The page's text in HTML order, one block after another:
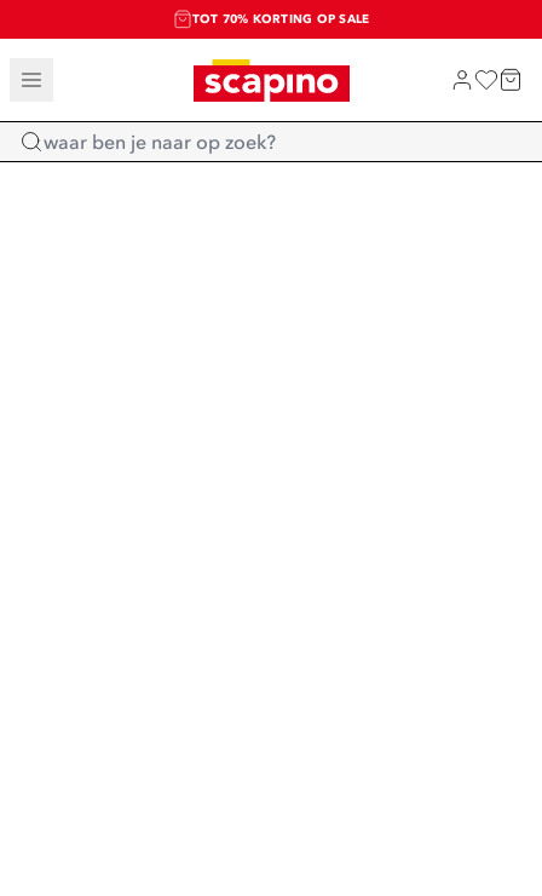
TOT 70% KORTING OP SALE
SALE: LAATSTE KANS!
SHOP NIEUW
Home